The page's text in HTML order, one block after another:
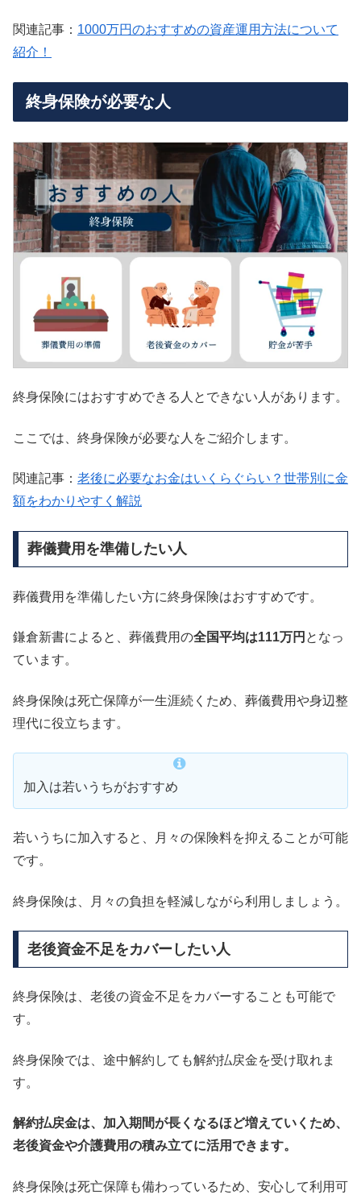
関連記事： 1000万円のおすすめの資産運用方法について
紹介！
終身保険が必要な人
終身保険にはおすすめできる人とできない人があります。
ここでは、終身保険が必要な人をご紹介します。
関連記事： 老後に必要なお金はいくらぐらい？世帯別に金
額をわかりやすく解説
葬儀費用を準備したい人
葬儀費用を準備したい方に終身保険はおすすめです。
鎌倉新書によると、葬儀費用の全国平均は111万円 となっ
ています。
終身保険は死亡保障が一生涯続くため、葬儀費用や身辺整
理代に役立ちます。
加入は若いうちがおすすめ
若いうちに加入すると、月々の保険料を抑えることが可能
です。
終身保険は、月々の負担を軽減しながら利用しましょう。
老後資金不足をカバーしたい人
終身保険は、老後の資金不足をカバーすることも可能で
す。
終身保険では、途中解約しても解約払戻金を受け取れま
す。
解約払戻金は、加入期間が長くなるほど増えていくため、
老後資金や介護費用の積み立てに活用できます。
終身保険は死亡保障も備わっているため、安心して利用可